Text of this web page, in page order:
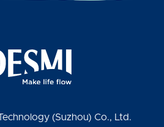
(Suzhou) Co., Ltd.